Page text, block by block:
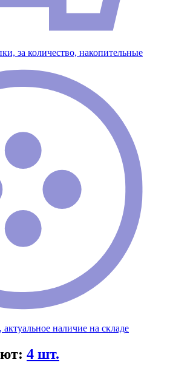
за количество, накопительные
наличие на складе
4 шт.